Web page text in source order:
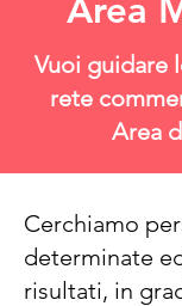
Area
Vuoi guidare
rete
Area
Cerchiamo
determinate
risultati, in